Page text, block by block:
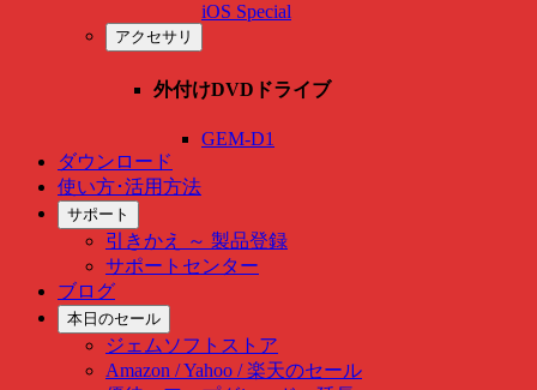
iOS Special
アクセサリ
外付けDVDドライブ
GEM-D1
ダウンロード
使い方･活用方法
サポート
引きかえ ～ 製品登録
サポートセンター
ブログ
本日のセール
ジェムソフトストア
Amazon / Yahoo / 楽天のセール